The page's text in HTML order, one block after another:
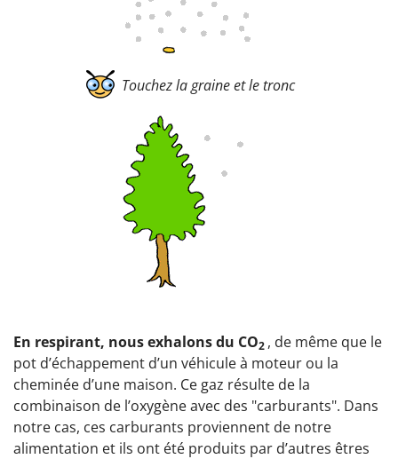
Touchez la graine et le tronc
En respirant, nous exhalons du CO2 , de même que le
pot d’échappement d’un véhicule à moteur ou la
cheminée d’une maison. Ce gaz résulte de la
combinaison de l’oxygène avec des "carburants". Dans
notre cas, ces carburants proviennent de notre
alimentation et ils ont été produits par d’autres êtres